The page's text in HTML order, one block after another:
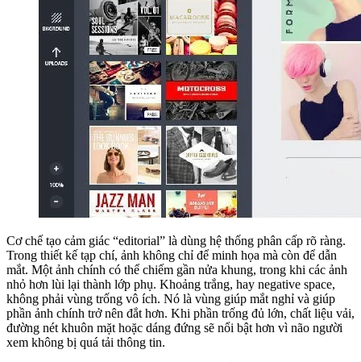
Cơ chế tạo cảm giác “editorial” là dùng hệ thống phân cấp rõ ràng.
Trong thiết kế tạp chí, ảnh không chỉ để minh họa mà còn để dẫn
mắt. Một ảnh chính có thể chiếm gần nửa khung, trong khi các ảnh
nhỏ hơn lùi lại thành lớp phụ. Khoảng trắng, hay negative space,
không phải vùng trống vô ích. Nó là vùng giúp mắt nghỉ và giúp
phần ảnh chính trở nên đắt hơn. Khi phần trống đủ lớn, chất liệu vải,
đường nét khuôn mặt hoặc dáng đứng sẽ nổi bật hơn vì não người
xem không bị quá tải thông tin.